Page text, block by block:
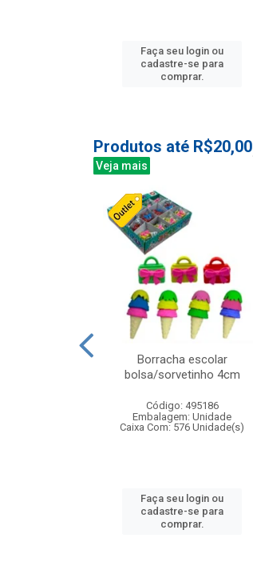
Faça seu login ou
cadastre-se para
comprar.
Produtos até R$20,00
Veja mais
Borracha escolar
bolsa/sorvetinho 4cm
Código: 495186
Embalagem: Unidade
Caixa Com: 576 Unidade(s)
Faça seu login ou
cadastre-se para
comprar.